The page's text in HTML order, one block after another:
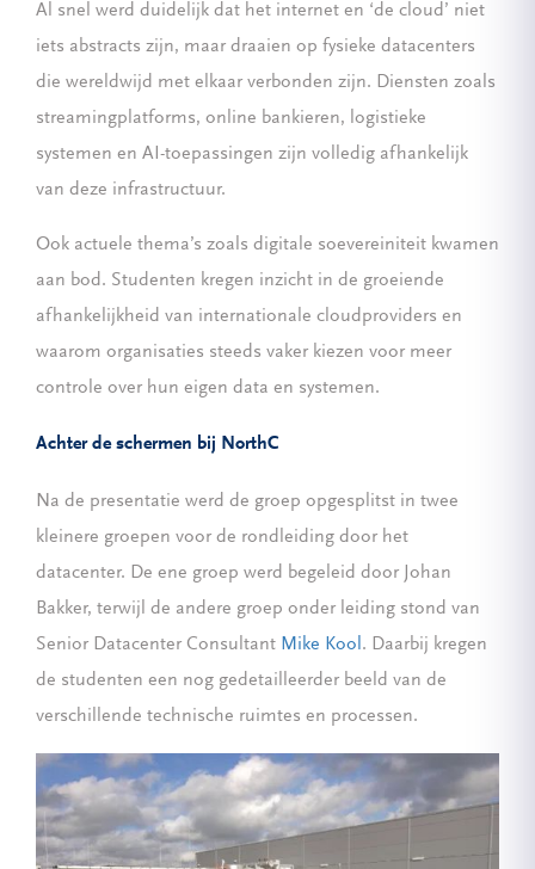
Al snel werd duidelijk dat het internet en ‘de cloud’ niet
iets abstracts zijn, maar draaien op fysieke datacenters
die wereldwijd met elkaar verbonden zijn. Diensten zoals
streamingplatforms, online bankieren, logistieke
systemen en AI-toepassingen zijn volledig afhankelijk
van deze infrastructuur.
Ook actuele thema’s zoals digitale soevereiniteit kwamen
aan bod. Studenten kregen inzicht in de groeiende
afhankelijkheid van internationale cloudproviders en
waarom organisaties steeds vaker kiezen voor meer
controle over hun eigen data en systemen.
Achter de schermen bij NorthC
Na de presentatie werd de groep opgesplitst in twee
kleinere groepen voor de rondleiding door het
datacenter. De ene groep werd begeleid door Johan
Bakker, terwijl de andere groep onder leiding stond van
Senior Datacenter Consultant Mike Kool . Daarbij kregen
de studenten een nog gedetailleerder beeld van de
verschillende technische ruimtes en processen.